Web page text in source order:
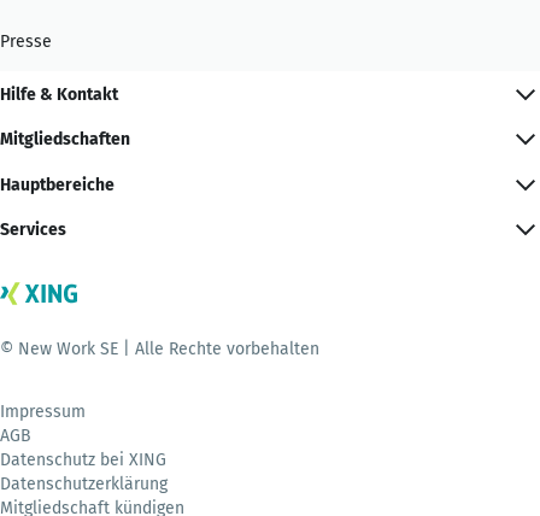
Presse
Hilfe & Kontakt
Mitgliedschaften
Hauptbereiche
Services
© New Work SE | Alle Rechte vorbehalten
Impressum
AGB
Datenschutz bei XING
Datenschutzerklärung
Mitgliedschaft kündigen